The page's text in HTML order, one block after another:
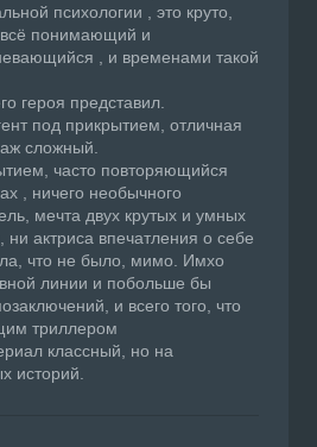
психологии , это круто,
понимающий и
, и временами такой
героя представил.
под прикрытием, отличная
сложный.
часто повторяющийся
, ничего необычного
мечта двух крутых и умных
актриса впечатления о себе
что не было, мимо. Имхо
линии и побольше бы
и всего того, что
триллером
классный, но на
историй.